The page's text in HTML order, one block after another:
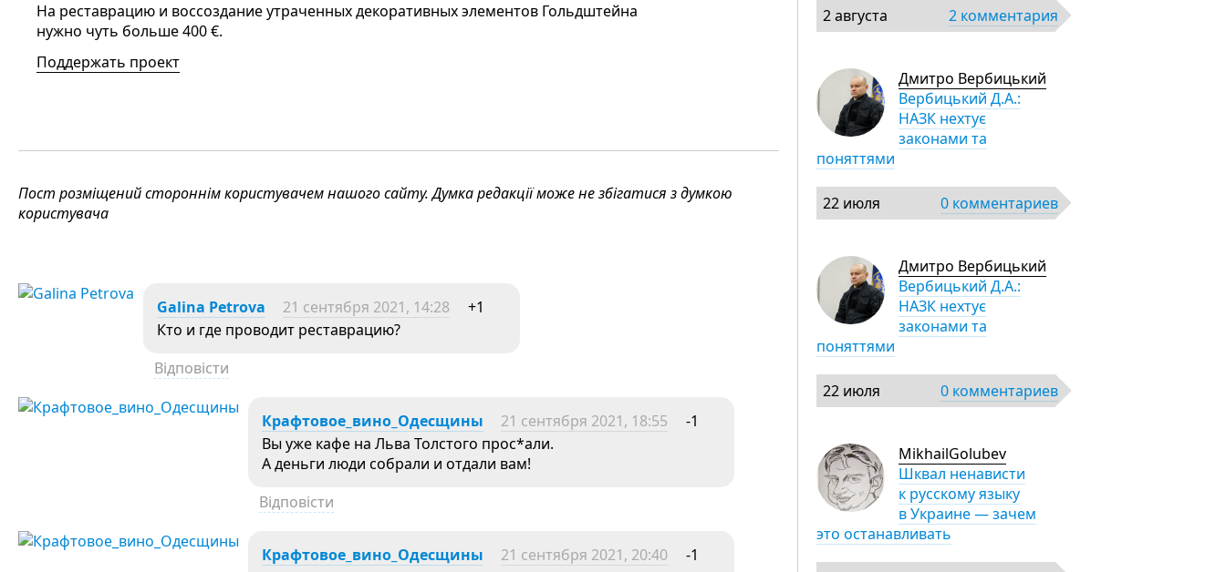
На реставрацию и воссоздание утраченных декоративных элементов Гольдштейна
нужно чуть больше 400 €.
Поддержать проект
Пост розміщений стороннім користувачем нашого сайту. Думка редакції може не збігатися з думкою
користувача
Galina Petrova 21 сентября 2021, 14:28
+1
Кто и где проводит реставрацию?
Відповісти
Крафтовое_вино_Одесщины 21 сентября 2021, 18:55
-1
Вы уже кафе на Льва Толстого прос*али.
А деньги люди собрали и отдали вам!
Відповісти
Крафтовое_вино_Одесщины 21 сентября 2021, 20:40
-1
2 августа 2 комментария
Дмитро Вербицький
Вербицький Д.А.:
НАЗК нехтує
законами та
поняттями
22 июля 0 комментариев
Дмитро Вербицький
Вербицький Д.А.:
НАЗК нехтує
законами та
поняттями
22 июля 0 комментариев
MikhailGolubev
Шквал ненависти
к русскому языку
в Украине — зачем
это останавливать